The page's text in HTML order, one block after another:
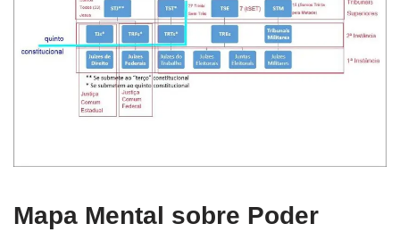
Mapa Mental sobre Poder